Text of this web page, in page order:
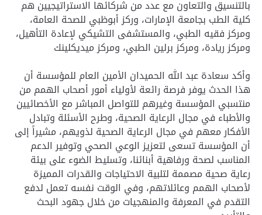
بالتنسيق والتعاون مع عدد من شركائها الاستراتيجيين هم
كلية الطب بجامعة الإمارات، وركز أبوظبي للصحة العامة،
ومركز فقيه الطبي، والمستشفى التشيكي لإعادة التأهيل،
ومركز ريادة، ومركز برلين الطبي، ومركز ميديكلينك
وأكد سعادة عبد الله الحميدان الأمين العام للمؤسسة أن
هذا الحدث يوفر فرصة رائعة لأولياء أمور أصحاب الهمم من
منتسبي المؤسسة وغيرهم للتواصل المباشر مع الأخصائيين
والأطباء في مجال الرعاية الصحية، وطرح الأسئلة وتبادل
الأفكار معهم في مجال الرعاية الصحية لذويهم، مشيراً إلى
أن المؤسسة تسعى لتعزيز الوعي الصحي وتوفير الدعم
المناسب لصحة ورفاهية أبنائنا، وتسليط الضوء على بيئة
رعاية صحية مصممة لتلبية الاحتياجات والقدرات المميزة
لأصحاب الهمم وعائلاتهم، وفي الوقت نفسه تعمل لدفع
التقدم في المعرفة والمنهجيات من خلال جهود البحث